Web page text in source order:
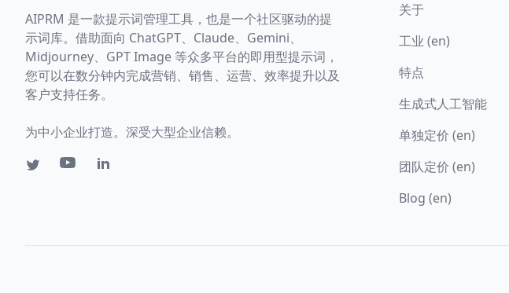
AIPRM 是一款提示词管理工具，也是一个社区驱动的提
示词库。借助面向 ChatGPT、Claude、Gemini、
Midjourney、GPT Image 等众多平台的即用型提示词，
您可以在数分钟内完成营销、销售、运营、效率提升以及
客户支持任务。
为中小企业打造。深受大型企业信赖。
关于
工业 (en)
特点
生成式人工智能
单独定价 (en)
团队定价 (en)
Blog (en)